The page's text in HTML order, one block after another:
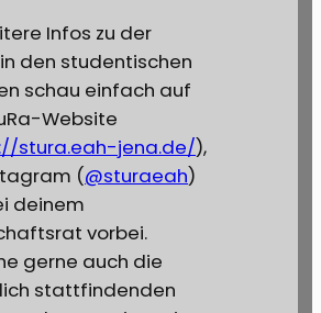
Infos zu der
den studentischen
schau einfach auf
Website
stura.eah-jena.de/),
(@sturaeah)
deinem
vorbei.
gerne auch die
stattfindenden